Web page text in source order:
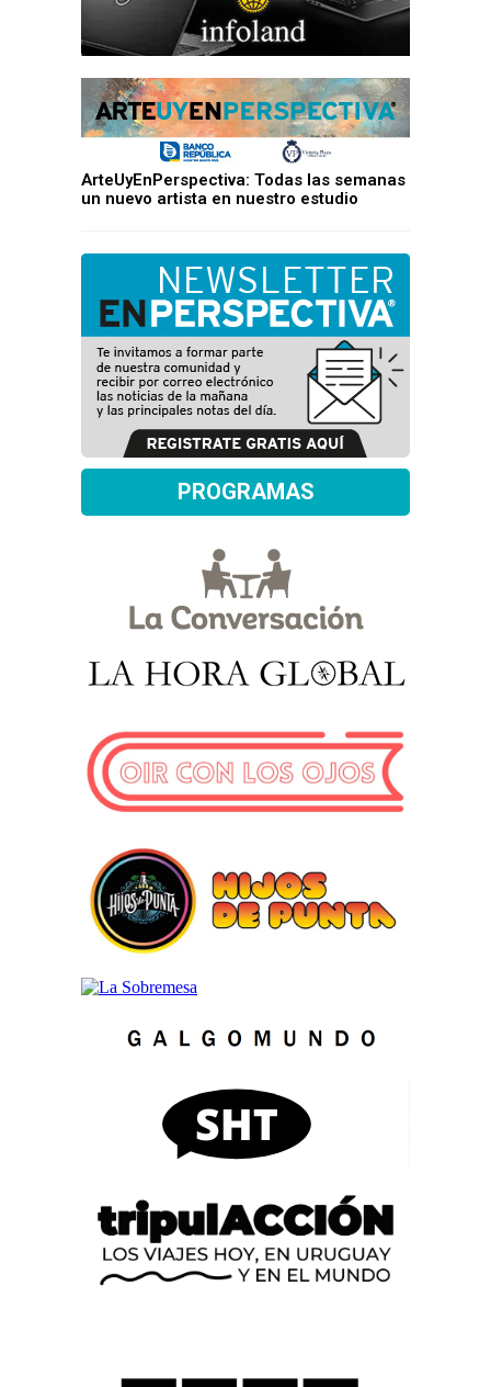
ArteUyEnPerspectiva: Todas las semanas
un nuevo artista en nuestro estudio
PROGRAMAS